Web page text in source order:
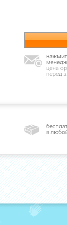
цена
перед
в